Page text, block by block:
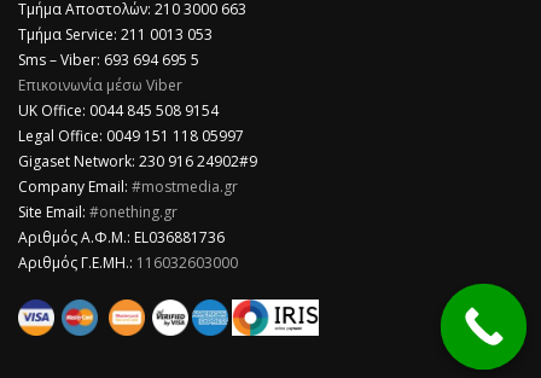
Τμήμα Αποστολών: 210 3000 663
Τμήμα Service: 211 0013 053
Sms – Viber: 693 694 695 5
Επικοινωνία μέσω Viber
​UK Office: 0044 845 508 9154
Legal Office: 0049 151 118 05997
Gigaset Network: 230 916 24902#9
Company Email: #mostmedia.gr
Site Email: #onething.gr
Αριθμός Α.Φ.Μ.: EL036881736
Αριθμός Γ.Ε.ΜΗ.: 116032603000